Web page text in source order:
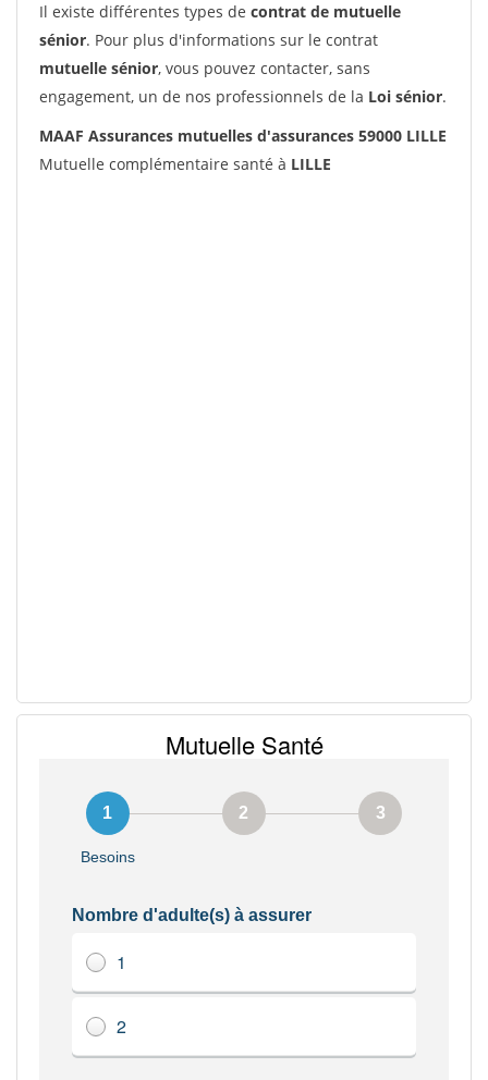
Il existe différentes types de contrat de mutuelle
sénior. Pour plus d'informations sur le contrat
mutuelle sénior, vous pouvez contacter, sans
engagement, un de nos professionnels de la Loi sénior.
MAAF Assurances mutuelles d'assurances 59000 LILLE
Mutuelle complémentaire santé à LILLE